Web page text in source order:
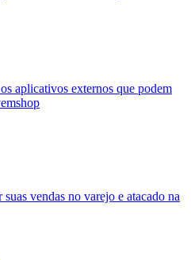
aplicativos externos que podem
vendas no varejo e atacado na